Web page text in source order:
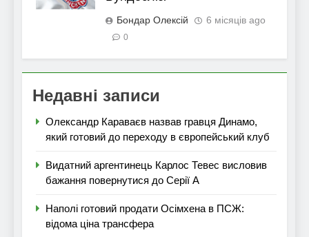
Бондар Олексій 6 місяців ago
0
Недавні записи
Олександр Караваєв назвав гравця Динамо,
який готовий до переходу в європейський клуб
Видатний аргентинець Карлос Тевес висловив
бажання повернутися до Серії А
Наполі готовий продати Осімхена в ПСЖ:
відома ціна трансфера